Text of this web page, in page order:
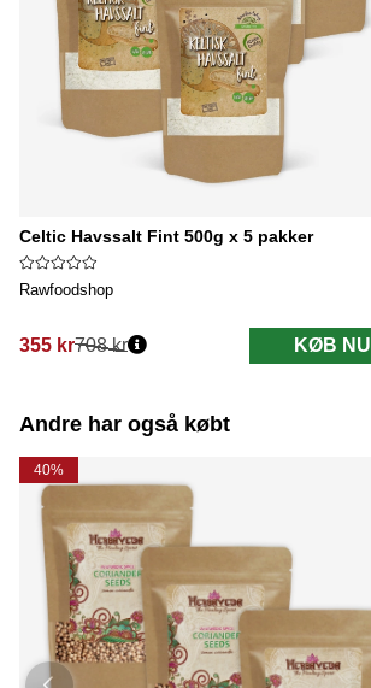
Celtic Havssalt Fint 500g x 5 pakker
Rawfoodshop
355 kr
Normalpris:
708 kr KØB NU
Andre har også købt
40%